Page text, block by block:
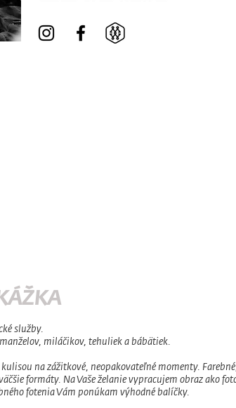
služby.
miláčikov, tehuliek a bábätiek.
na zážitkové, neopakovateľné momenty.
formáty. Na Vaše želanie vypracujem obraz ako
fotenia Vám ponúkam výhodné balíčky.